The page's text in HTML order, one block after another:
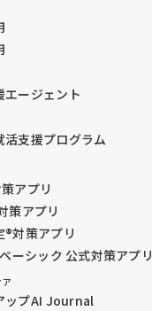
エージェント
活支援プログラム
アプリ
策アプリ
®︎対策アプリ
ーシック 公式対策アプリ
ップAI Journal